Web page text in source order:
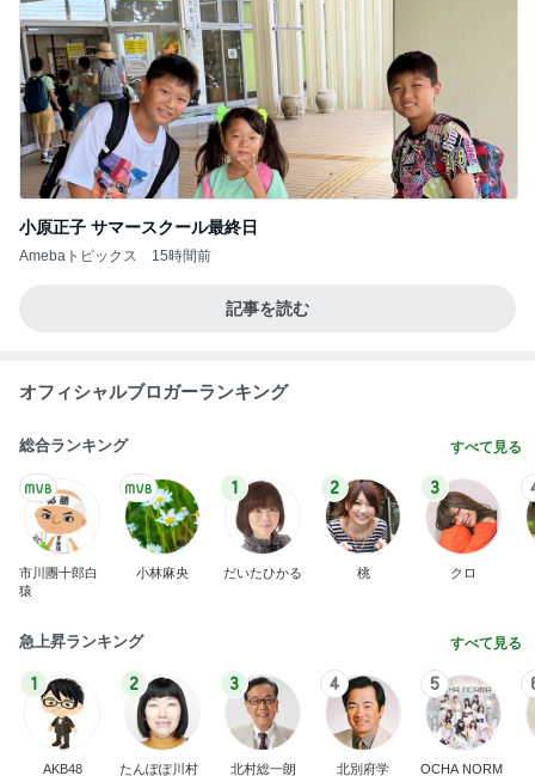
小原正子 サマースクール最終日
Amebaトピックス 15時間前
記事を読む
オフィシャルブロガーランキング
総合ランキング すべて見る
市川團十郎白
猿
小林麻央
1
だいたひかる
2
桃
3
クロ
急上昇ランキング すべて見る
1
AKB48
2
たんぽぽ川村
3
北村総一朗
4
北別府学
5
OCHA NORM